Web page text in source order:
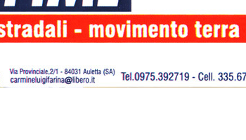
Sud. La manutenzione diventi la prima infrastruttura”